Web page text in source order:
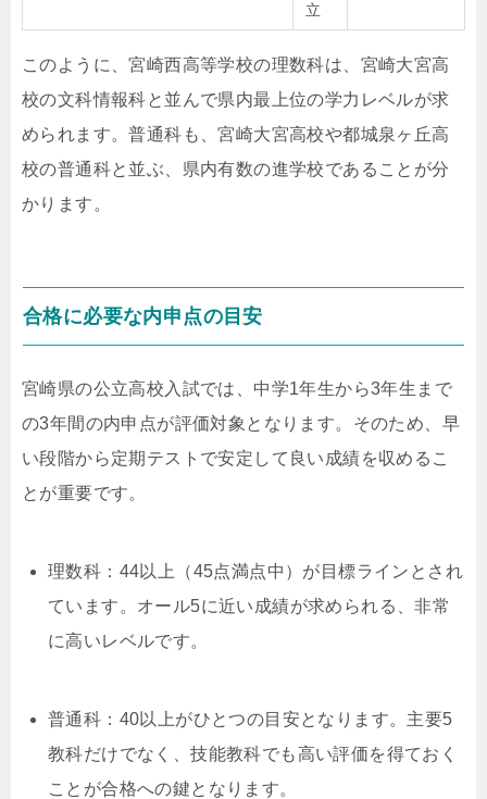
立
このように、宮崎西高等学校の理数科は、宮崎大宮高
校の文科情報科と並んで県内最上位の学力レベルが求
められます。普通科も、宮崎大宮高校や都城泉ヶ丘高
校の普通科と並ぶ、県内有数の進学校であることが分
かります。
合格に必要な内申点の目安
宮崎県の公立高校入試では、中学1年生から3年生まで
の3年間の内申点が評価対象となります。そのため、早
い段階から定期テストで安定して良い成績を収めるこ
とが重要です。
理数科： 44以上（45点満点中）が目標ラインとされ
ています。オール5に近い成績が求められる、非常
に高いレベルです。
普通科： 40以上がひとつの目安となります。主要5
教科だけでなく、技能教科でも高い評価を得ておく
ことが合格への鍵となります。